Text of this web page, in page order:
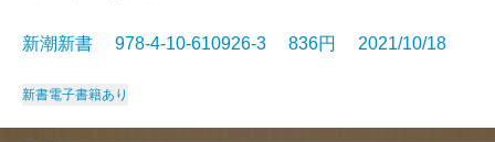
新潮新書 978-4-10-610926-3 836円 2021/10/18
新書電子書籍あり